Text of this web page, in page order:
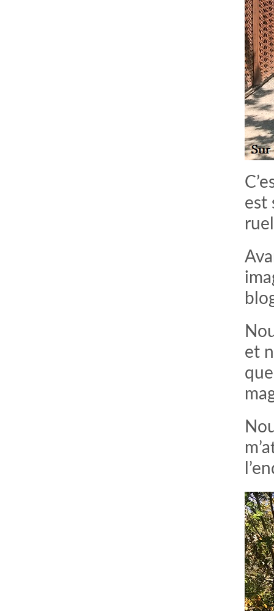
est
et